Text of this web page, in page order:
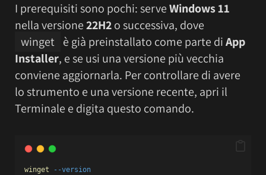
I prerequisiti sono pochi: serveWindows 11
nella versione22H2o successiva, dove
winget è già preinstallato come parte diApp
Installer, e se usi una versione più vecchia
conviene aggiornarla. Per controllare di avere
lo strumento e una versione recente, apri il
Terminale e digita questo comando.
winget --version